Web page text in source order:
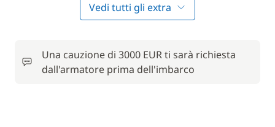
Costo One Way
Cuoco (pasti non inclusi) 250,00 €
/ notte
Vedi tutti gli extra
Una cauzione di 3000 EUR ti sarà richiesta
dall'armatore prima dell'imbarco